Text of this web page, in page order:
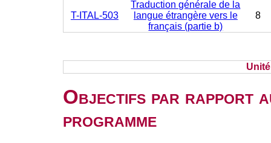
T-ITAL-503
Traduction générale de la
langue étrangère vers le
français (partie b)
8
Objectifs par rapport
programme